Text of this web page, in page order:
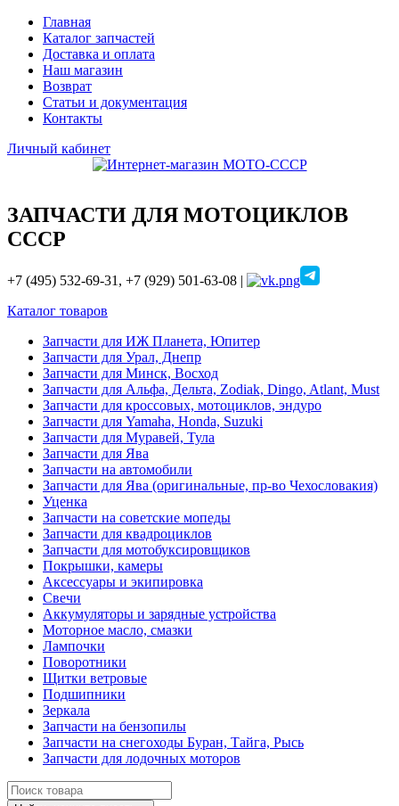
Главная
Каталог запчастей
Доставка и оплата
Наш магазин
Возврат
Статьи и документация
Контакты
Личный кабинет
ЗАПЧАСТИ ДЛЯ МОТОЦИКЛОВ
СССР
+7 (495) 532-69-31, +7 (929) 501-63-08 |
Каталог товаров
Запчасти для ИЖ Планета, Юпитер
Запчасти для Урал, Днепр
Запчасти для Минск, Восход
Запчасти для Альфа, Дельта, Zodiak, Dingo, Atlant, Must
Запчасти для кроссовых, мотоциклов, эндуро
Запчасти для Yamaha, Honda, Suzuki
Запчасти для Муравей, Тула
Запчасти для Ява
Запчасти на автомобили
Запчасти для Ява (оригинальные, пр-во Чехословакия)
Уценка
Запчасти на советские мопеды
Запчасти для квадроциклов
Запчасти для мотобуксировщиков
Покрышки, камеры
Аксессуары и экипировка
Свечи
Аккумуляторы и зарядные устройства
Моторное масло, смазки
Лампочки
Поворотники
Щитки ветровые
Подшипники
Зеркала
Запчасти на бензопилы
Запчасти на снегоходы Буран, Тайга, Рысь
Запчасти для лодочных моторов